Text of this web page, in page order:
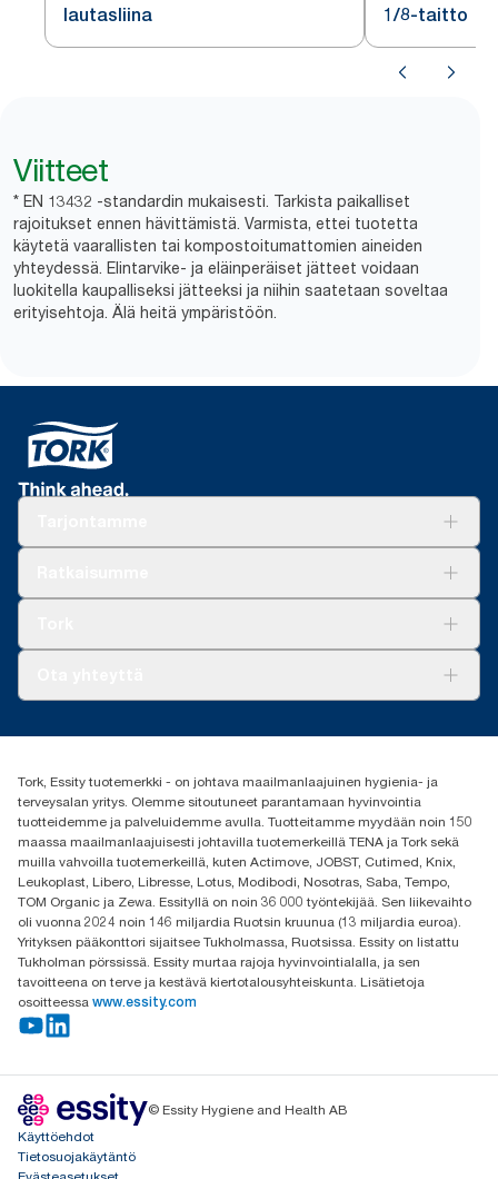
lautasliina
1/8-taitto
Viitteet
* EN 13432 -standardin mukaisesti. Tarkista paikalliset
rajoitukset ennen hävittämistä. Varmista, ettei tuotetta
käytetä vaarallisten tai kompostoitumattomien aineiden
yhteydessä. Elintarvike- ja eläinperäiset jätteet voidaan
luokitella kaupalliseksi jätteeksi ja niihin saatetaan soveltaa
erityisehtoja. Älä heitä ympäristöön.
(+358) 9 5068 8222
Oy Essity Finland Ab
Revontulenkuja 1
02100 Espoo
Tork, Essity tuotemerkki - on johtava maailmanlaajuinen hygienia- ja
terveysalan yritys. Olemme sitoutuneet parantamaan hyvinvointia
tuotteidemme ja palveluidemme avulla. Tuotteitamme myydään noin 150
maassa maailmanlaajuisesti johtavilla tuotemerkeillä TENA ja Tork sekä
muilla vahvoilla tuotemerkeillä, kuten Actimove, JOBST, Cutimed, Knix,
Leukoplast, Libero, Libresse, Lotus, Modibodi, Nosotras, Saba, Tempo,
TOM Organic ja Zewa. Essityllä on noin 36 000 työntekijää. Sen liikevaihto
oli vuonna 2024 noin 146 miljardia Ruotsin kruunua (13 miljardia euroa).
Yrityksen pääkonttori sijaitsee Tukholmassa, Ruotsissa. Essity on listattu
Tukholman pörssissä. Essity murtaa rajoja hyvinvointialalla, ja sen
tavoitteena on terve ja kestävä kiertotalousyhteiskunta. Lisätietoja
osoitteessa www.essity.com
© Essity Hygiene and Health AB
Käyttöehdot
Tietosuojakäytäntö